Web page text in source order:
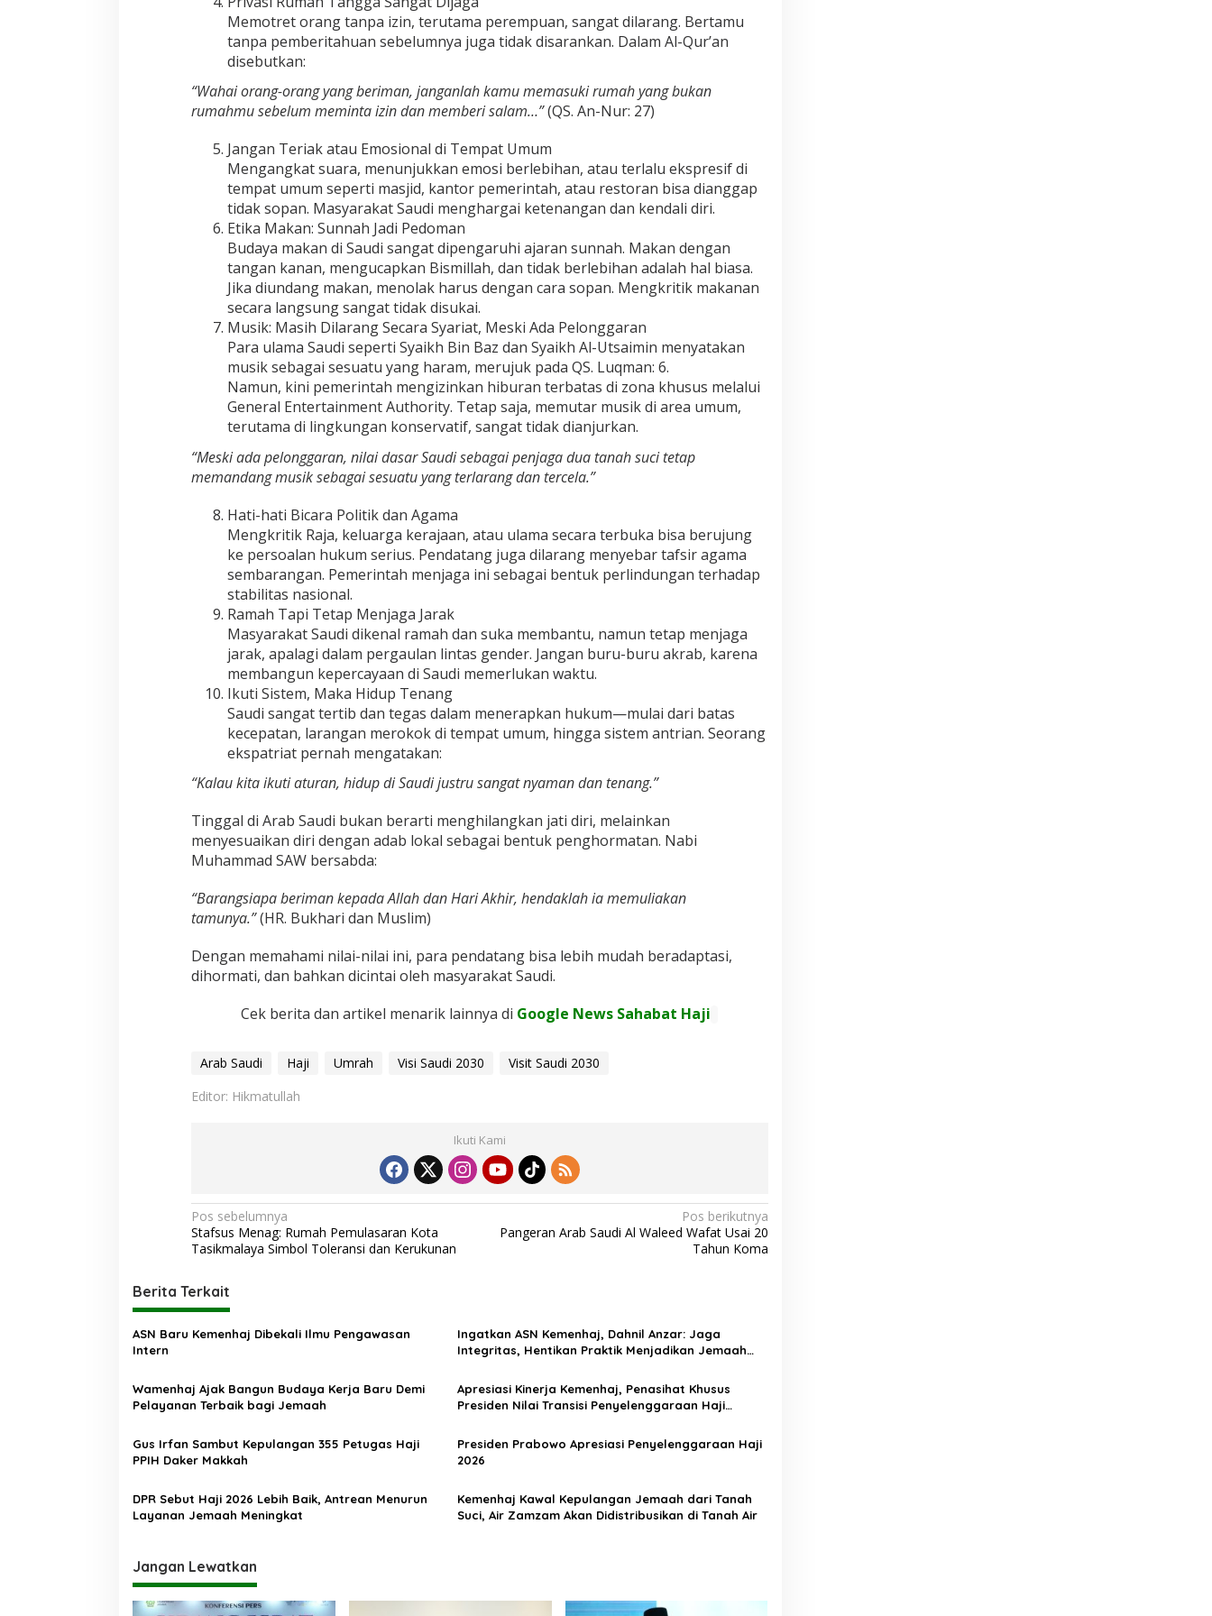
Memotret orang tanpa izin, terutama perempuan, sangat dilarang. Bertamu
tanpa pemberitahuan sebelumnya juga tidak disarankan. Dalam Al-Qur’an
disebutkan:
“Wahai orang-orang yang beriman, janganlah kamu memasuki rumah yang bukan
rumahmu sebelum meminta izin dan memberi salam…”(QS. An-Nur: 27)
Jangan Teriak atau Emosional di Tempat Umum
Mengangkat suara, menunjukkan emosi berlebihan, atau terlalu ekspresif di
tempat umum seperti masjid, kantor pemerintah, atau restoran bisa dianggap
tidak sopan. Masyarakat Saudi menghargai ketenangan dan kendali diri.
Etika Makan: Sunnah Jadi Pedoman
Budaya makan di Saudi sangat dipengaruhi ajaran sunnah. Makan dengan
tangan kanan, mengucapkan Bismillah, dan tidak berlebihan adalah hal biasa.
Jika diundang makan, menolak harus dengan cara sopan. Mengkritik makanan
secara langsung sangat tidak disukai.
Musik: Masih Dilarang Secara Syariat, Meski Ada Pelonggaran
Para ulama Saudi seperti Syaikh Bin Baz dan Syaikh Al-Utsaimin menyatakan
musik sebagai sesuatu yang haram, merujuk pada QS. Luqman: 6.
Namun, kini pemerintah mengizinkan hiburan terbatas di zona khusus melalui
General Entertainment Authority. Tetap saja, memutar musik di area umum,
terutama di lingkungan konservatif, sangat tidak dianjurkan.
“Meski ada pelonggaran, nilai dasar Saudi sebagai penjaga dua tanah suci tetap
memandang musik sebagai sesuatu yang terlarang dan tercela.”
Hati-hati Bicara Politik dan Agama
Mengkritik Raja, keluarga kerajaan, atau ulama secara terbuka bisa berujung
ke persoalan hukum serius. Pendatang juga dilarang menyebar tafsir agama
sembarangan. Pemerintah menjaga ini sebagai bentuk perlindungan terhadap
stabilitas nasional.
Ramah Tapi Tetap Menjaga Jarak
Masyarakat Saudi dikenal ramah dan suka membantu, namun tetap menjaga
jarak, apalagi dalam pergaulan lintas gender. Jangan buru-buru akrab, karena
membangun kepercayaan di Saudi memerlukan waktu.
Ikuti Sistem, Maka Hidup Tenang
Saudi sangat tertib dan tegas dalam menerapkan hukum—mulai dari batas
kecepatan, larangan merokok di tempat umum, hingga sistem antrian. Seorang
ekspatriat pernah mengatakan:
“Kalau kita ikuti aturan, hidup di Saudi justru sangat nyaman dan tenang.”
Tinggal di Arab Saudi bukan berarti menghilangkan jati diri, melainkan
menyesuaikan diri dengan adab lokal sebagai bentuk penghormatan. Nabi
Muhammad SAW bersabda:
“Barangsiapa beriman kepada Allah dan Hari Akhir, hendaklah ia memuliakan
tamunya.”(HR. Bukhari dan Muslim)
Dengan memahami nilai-nilai ini, para pendatang bisa lebih mudah beradaptasi,
dihormati, dan bahkan dicintai oleh masyarakat Saudi.
Cek berita dan artikel menarik lainnya di Google News Sahabat Haji
Arab Saudi Haji Umrah Visi Saudi 2030
Visit Saudi 2030
Editor: Hikmatullah
Ikuti Kami
N
a
i
g
a
i
o
s
Pos sebelumnya
Stafsus Menag: Rumah Pemulasaran Kota
Tasikmalaya Simbol Toleransi dan Kerukunan
Pos berikutnya
Pangeran Arab Saudi Al Waleed Wafat Usai 20
Tahun Koma
Berita Terkait
ASN Baru Kemenhaj Dibekali Ilmu Pengawasan
Intern
Ingatkan ASN Kemenhaj, Dahnil Anzar: Jaga
Integritas, Hentikan Praktik Menjadikan Jemaah
Wamenhaj Ajak Bangun Budaya Kerja Baru Demi
Pelayanan Terbaik bagi Jemaah
Apresiasi Kinerja Kemenhaj, Penasihat Khusus
Presiden Nilai Transisi Penyelenggaraan Haji
Gus Irfan Sambut Kepulangan 355 Petugas Haji
PPIH Daker Makkah
Presiden Prabowo Apresiasi Penyelenggaraan Haji
2026
DPR Sebut Haji 2026 Lebih Baik, Antrean Menurun
Layanan Jemaah Meningkat
Kemenhaj Kawal Kepulangan Jemaah dari Tanah
Suci, Air Zamzam Akan Didistribusikan di Tanah Air
Jangan Lewatkan